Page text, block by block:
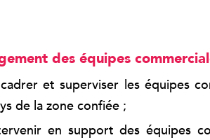
des équipes
et superviser les équipes
de la zone confiée ;
en support des équipes